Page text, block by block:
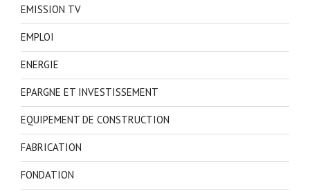
EMISSION TV
EMPLOI
ENERGIE
EPARGNE ET INVESTISSEMENT
EQUIPEMENT DE CONSTRUCTION
FABRICATION
FONDATION